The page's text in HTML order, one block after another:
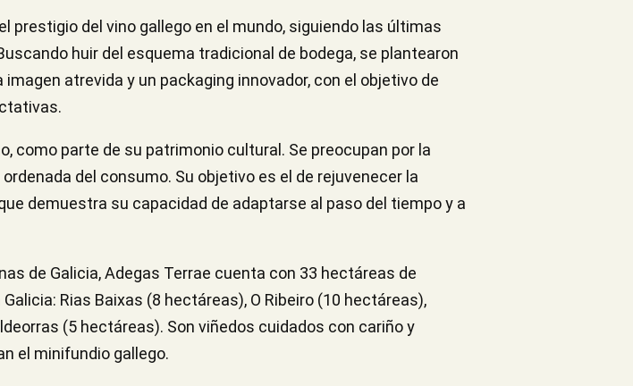
prestigio del vino gallego en el mundo, siguiendo las últimas
huir del esquema tradicional de bodega, se plantearon
atrevida y un packaging innovador, con el objetivo de
como parte de su patrimonio cultural. Se preocupan por la
del consumo. Su objetivo es el de rejuvenecer la
demuestra su capacidad de adaptarse al paso del tiempo y a
de Galicia, Adegas Terrae cuenta con 33 hectáreas de
Rias Baixas (8 hectáreas), O Ribeiro (10 hectáreas),
(5 hectáreas). Son viñedos cuidados con cariño y
el minifundio gallego.